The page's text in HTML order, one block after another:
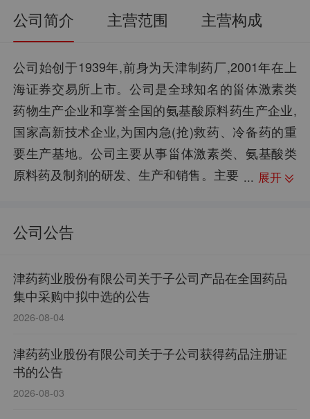
流通市值： 64.53亿 归母净利润同比： -76.07%
每股资本公积金：
股东户数：8.53万 资产总计：56.35亿
每股未分配利润：1.15 销售净利率：2.51%
股权质押：-- 负债合计：17.24亿
每股现金流： -0.11 资产负债率：30.59%
公司简介 主营范围 主营构成
展开
公司始创于1939年,前身为天津制药厂,2001年在上
海证券交易所上市。公司是全球知名的甾体激素类
药物生产企业和享誉全国的氨基酸原料药生产企业,
国家高新技术企业,为国内急(抢)救药、冷备药的重
要生产基地。公司主要从事甾体激素类、氨基酸类
原料药及制剂的研发、生产和销售。主要
膏剂、硬胶囊剂、丸剂、冻干粉针剂、吸入制剂、
甾体激素行业协会会长单位、是国内较早获得皮质
激素类原料药GMP证书和天津市首批全部通过国家
GMP认证的原料药及制剂生产企业、“天津经济技术
开发区2019年度百强企业”、“天津市著名商标”、“天
津市重点培育和发展出口品牌”、国家高新技术企
业、天津市企业技术中心、天津市技术领先型企
公司公告
津药药业股份有限公司关于子公司产品在全国药品
集中采购中拟中选的公告
2026-08-04
津药药业股份有限公司关于子公司获得药品注册证
书的公告
2026-08-03